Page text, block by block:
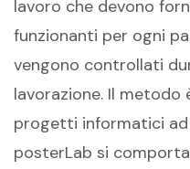
lavoro che devono
funzionanti per ogni
vengono controllati
lavorazione. Il
progetti informatici
posterLab si